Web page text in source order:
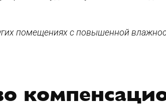
помещениях с повышенной